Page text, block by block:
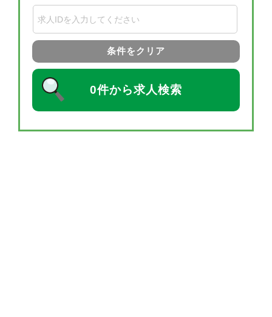
条件をクリア
0件から求人検索